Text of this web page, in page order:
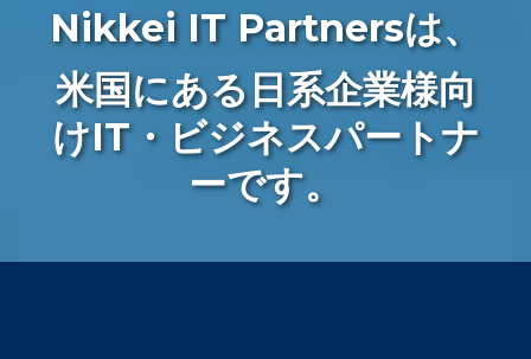
Nikkei IT Partnersは、
米国にある日系企業様向
けIT・ビジネスパートナ
ーです。